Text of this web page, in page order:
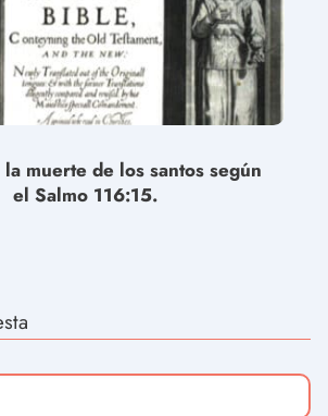
muerte de los santos según
el Salmo 116:15.